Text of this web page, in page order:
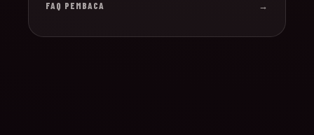
FAQ PEMBACA →